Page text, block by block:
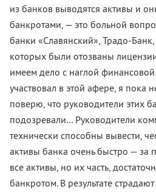
из банков выводятся активы и
банкротами, — это больной
банки «Славянский», Традо-
которых были отозваны
имеем дело с наглой
участвовал в этой афере, я пока
поверю, что руководители этих
подозревали… Руководители
технически способны вывести,
активы банка очень быстро — за
все активы, но их часть,
банкротом. В результате